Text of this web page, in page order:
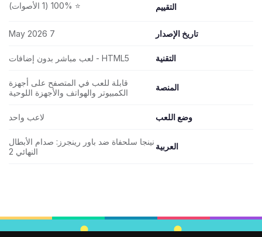
التقييم ⭐ 100% (1 الأصوات)
تاريخ الإصدار 7 May 2026
التقنية HTML5 - لعب مباشر بدون إضافات
المنصة
قابلة للعب في المتصفح على أجهزة
الكمبيوتر والهواتف والأجهزة اللوحية
وضع اللعب لاعب واحد
العربية نينجا سلحفاة ضد باور رينجرز: صدام الأبطال
النهائي 2